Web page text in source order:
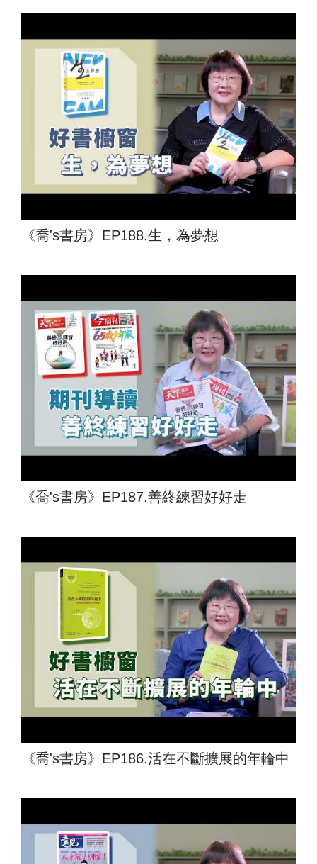
《喬's書房》EP188.生，為夢想
《喬's書房》EP187.善終練習好好走
《喬's書房》EP186.活在不斷擴展的年輪中